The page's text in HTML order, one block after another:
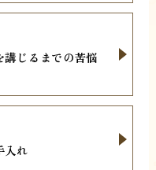
じるまでの苦悩
入れ